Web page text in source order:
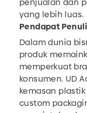
yang lebih luas.
Pendapat
Dalam dunia
produk
memperkuat
konsumen. UD
kemasan
custom